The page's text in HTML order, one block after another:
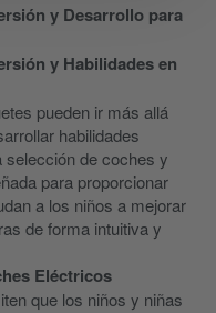
y Desarrollo para
y Habilidades en
pueden ir más allá
habilidades
de coches y
para proporcionar
a los niños a mejorar
de forma intuitiva y
Eléctricos
que los niños y niñas